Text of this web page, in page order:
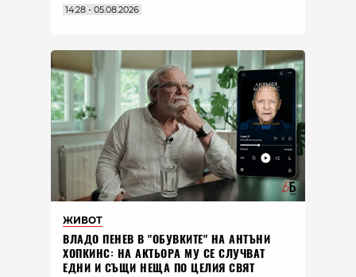
14:28 - 05.08.2026
ЖИВОТ
ВЛАДO ПЕНЕВ В "ОБУВКИТЕ" НА АНТЪНИ
ХОПКИНС: НА АКТЬОРА МУ СЕ СЛУЧВАТ
ЕДНИ И СЪЩИ НЕЩА ПО ЦЕЛИЯ СВЯТ